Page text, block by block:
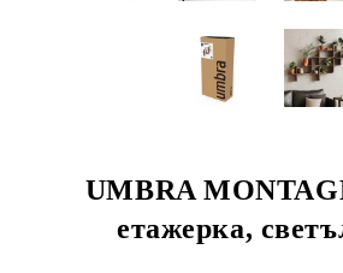
UMBRA
етажерка,